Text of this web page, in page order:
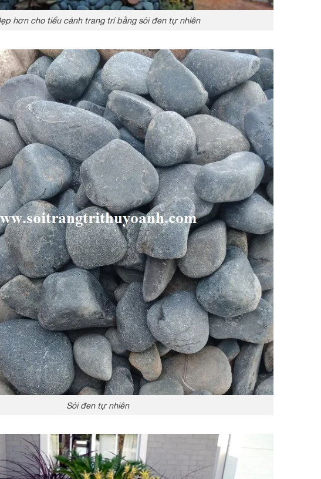
hơn cho tiểu cảnh trang trí bằng sỏi đen tự nhiên
Sỏi đen tự nhiên